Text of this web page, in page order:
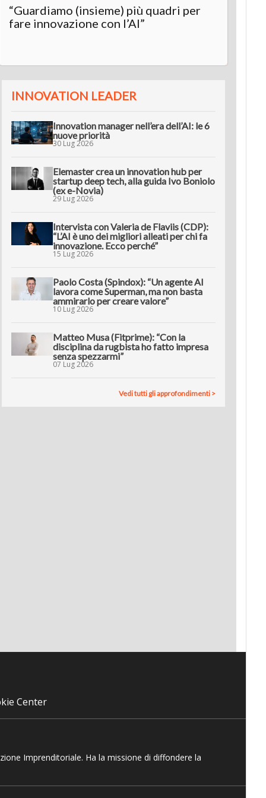
“Guardiamo (insieme) più quadri per
fare innovazione con l’AI”
INNOVATION LEADER
Innovation manager nell’era dell’AI: le 6
nuove priorità
30 Lug 2026
Elemaster crea un innovation hub per
startup deep tech, alla guida Ivo Boniolo
(ex e-Novia)
29 Lug 2026
Intervista con Valeria de Flaviis (CDP):
“L’AI è uno dei migliori alleati per chi fa
innovazione. Ecco perché”
15 Lug 2026
Paolo Costa (Spindox): “Un agente AI
lavora come Superman, ma non basta
ammirarlo per creare valore”
10 Lug 2026
Matteo Musa (Fitprime): “Con la
disciplina da rugbista ho fatto impresa
senza spezzarmi”
07 Lug 2026
Vedi tutti gli approfondimenti >
Center
Imprenditoriale. Ha la missione di diffondere la